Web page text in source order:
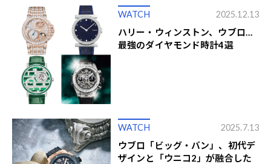
WATCH 2025.12.13
ハリー・ウィンストン、ウブロ…
最強のダイヤモンド時計4選
WATCH 2025.7.13
ウブロ「ビッグ・バン」、初代デ
ザインと「ウニコ2」が融合した